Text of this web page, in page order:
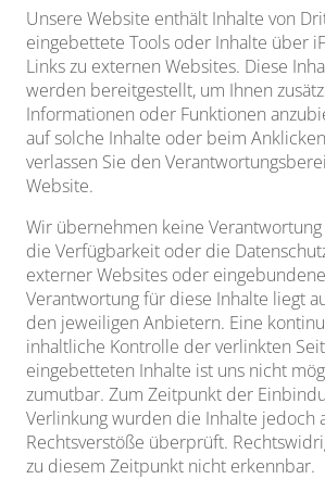
Unsere Website enthält Inhalte von
eingebettete Tools oder Inhalte über
Links zu externen Websites. Diese
werden bereitgestellt, um Ihnen
Informationen oder Funktionen
auf solche Inhalte oder beim
verlassen Sie den
Website.
Wir übernehmen keine
die Verfügbarkeit oder die
externer Websites oder
Verantwortung für diese Inhalte liegt
den jeweiligen Anbietern. Eine
inhaltliche Kontrolle der verlinkten
eingebetteten Inhalte ist uns nicht
zumutbar. Zum Zeitpunkt der
Verlinkung wurden die Inhalte jedoch
Rechtsverstöße überprüft.
zu diesem Zeitpunkt nicht erkennbar.